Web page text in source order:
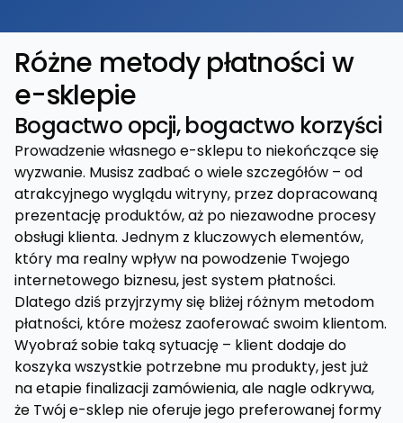
Różne metody płatności w
e-sklepie
Bogactwo opcji, bogactwo korzyści
Prowadzenie własnego e-sklepu to niekończące się
wyzwanie. Musisz zadbać o wiele szczegółów – od
atrakcyjnego wyglądu witryny, przez dopracowaną
prezentację produktów, aż po niezawodne procesy
obsługi klienta. Jednym z kluczowych elementów,
który ma realny wpływ na powodzenie Twojego
internetowego biznesu, jest system płatności.
Dlatego dziś przyjrzymy się bliżej różnym metodom
płatności, które możesz zaoferować swoim klientom.
Wyobraź sobie taką sytuację – klient dodaje do
koszyka wszystkie potrzebne mu produkty, jest już
na etapie finalizacji zamówienia, ale nagle odkrywa,
że Twój e-sklep nie oferuje jego preferowanej formy